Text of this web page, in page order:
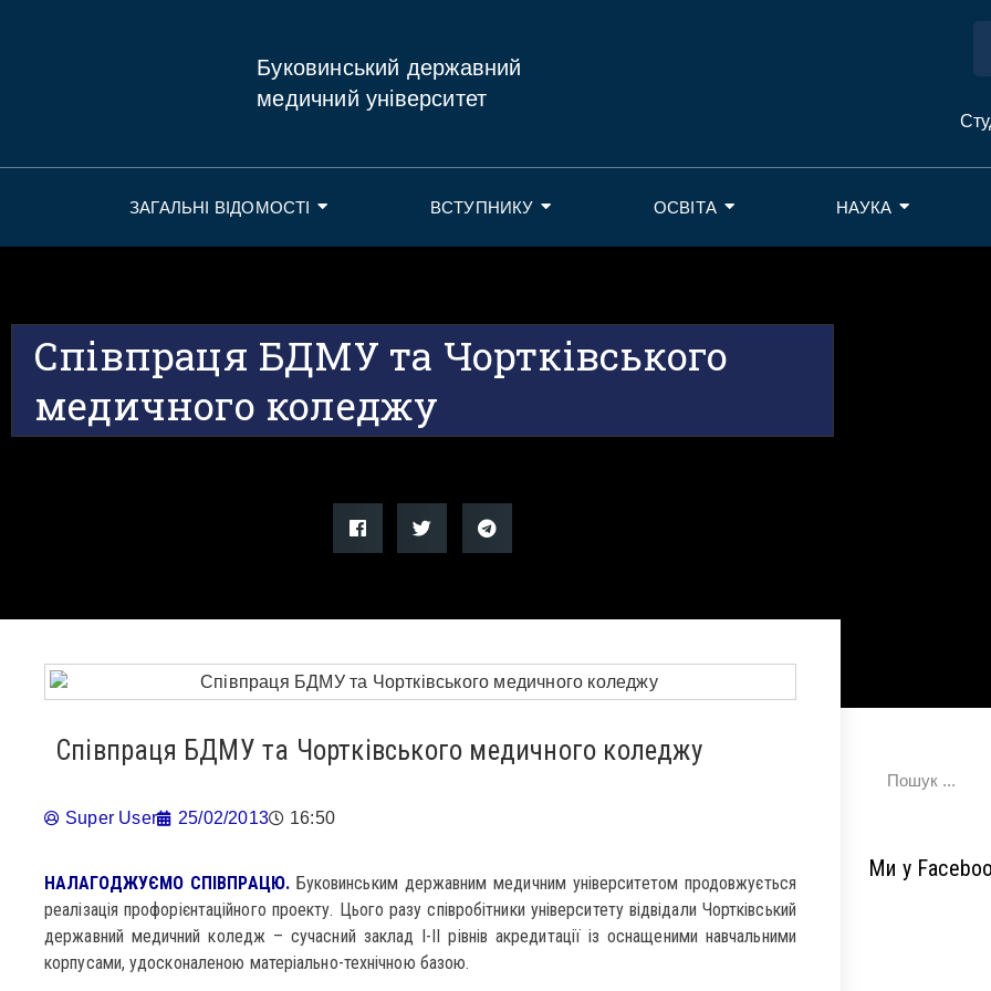
Буковинський державний
медичний університет
ЗАГАЛЬНІ ВІДОМОСТІ ВСТУПНИКУ ОСВІТА НАУКА
Співпраця БДМУ та Чортківського
медичного коледжу
Співпраця БДМУ та Чортківського медичного коледжу
Super User 25/02/2013 16:50
НАЛАГОДЖУЄМО СПІВПРАЦЮ.Буковинським державним медичним університетом продовжується
реалізація профорієнтаційного проекту. Цього разу співробітники університету відвідали Чортківський
державний медичний коледж – сучасний заклад І-ІІ рівнів акредитації із оснащеними навчальними
корпусами, удосконаленою матеріально-технічною базою.
Ми у